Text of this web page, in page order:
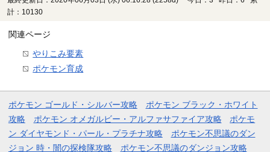
計：10130
関連ページ
やりこみ要素
ポケモン育成
ポケモン ゴールド・シルバー攻略
ポケモン ブラック・ホワイト
攻略
ポケモン オメガルビー・アルファサファイア攻略
ポケモ
ン ダイヤモンド・パール・プラチナ攻略
ポケモン不思議のダン
ジョン 時・闇の探検隊攻略
ポケモン不思議のダンジョン攻略